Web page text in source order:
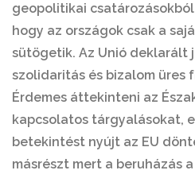
geopolitikai
hogy az országok csak a
sütögetik. Az Unió deklarált
szolidaritás és bizalom üres
Érdemes áttekinteni az
kapcsolatos tárgyalásokat,
betekintést nyújt az EU
másrészt mert a beruházás